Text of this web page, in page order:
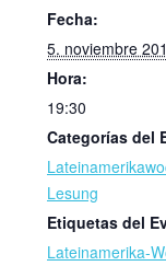
Fecha:
5. noviembre
Hora:
19:30
Categorías del
Lesung
Etiquetas del
Lateinamerika-